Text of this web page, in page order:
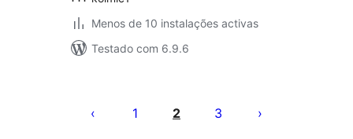
Menos de 10 instalações activas
Testado com 6.9.6
dos
1 2 3